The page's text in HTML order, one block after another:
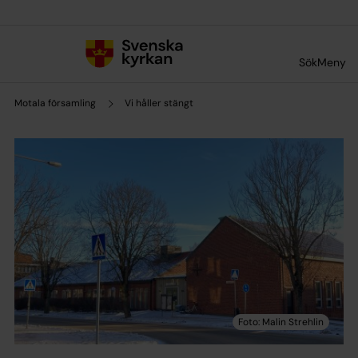
SökMeny
Motala församling Vi håller stängt